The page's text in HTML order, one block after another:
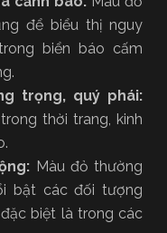
để biểu thị nguy
biển báo cấm
trọng, quý phái:
thời trang, kinh
Màu đỏ thường
bật các đối tượng
biệt là trong các